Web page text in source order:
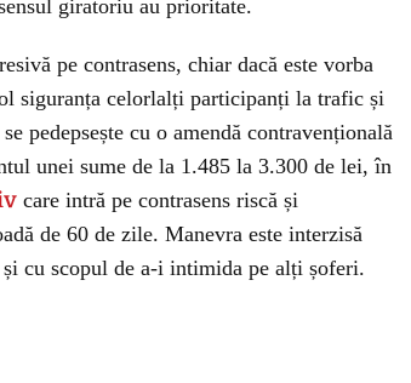
giratoriu au prioritate.
pe contrasens, chiar dacă este vorba
siguranța celorlalți participanți la trafic și
pedepsește cu o amendă contravențională
unei sume de la 1.485 la 3.300 de lei, în
care intră pe contrasens riscă și
de 60 de zile. Manevra este interzisă
cu scopul de a-i intimida pe alți șoferi.